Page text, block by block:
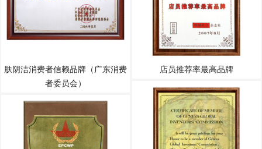
肤阴洁消费者信赖品牌（广东消费
者委员会）
店员推荐率最高品牌